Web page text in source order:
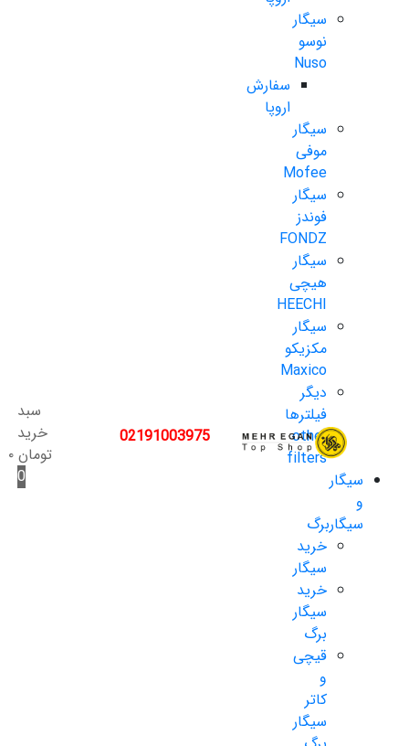
سیگار
نوسو
Nuso
سفارش
اروپا
سیگار
موفی
Mofee
سیگار
فوندز
FONDZ
سیگار
هیچی
HEECHI
سیگار
مکزیکو
Maxico
دیگر
فیلترها
other
filters
سیگار
و
سیگاربرگ
خرید
سیگار
خرید
سیگار
برگ
قیچی
و
کاتر
سیگار
02191003975
سبد
خرید
تومان۰
0